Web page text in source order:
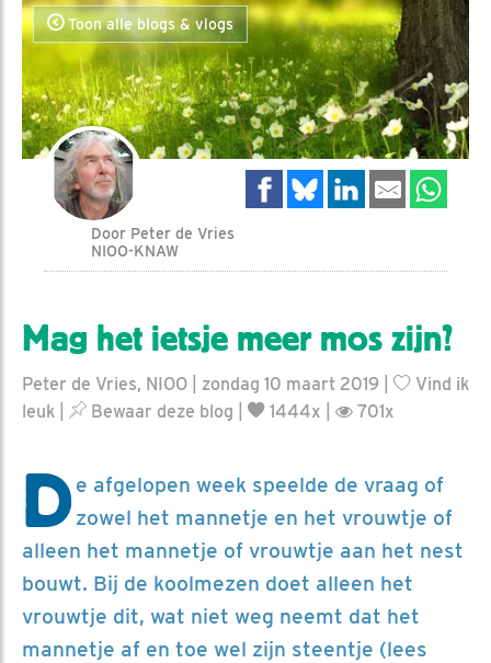
Toon alle blogs & vlogs
Door Peter de Vries
NIOO-KNAW
Mag het ietsje meer mos zijn?
Peter de Vries, NIOO | zondag 10 maart 2019 |
Vind ik
leuk
Bewaar deze blog 1444x | 701x
De afgelopen week speelde de vraag of
zowel het mannetje en het vrouwtje of
alleen het mannetje of vrouwtje aan het nest
bouwt. Bij de koolmezen doet alleen het
vrouwtje dit, wat niet weg neemt dat het
mannetje af en toe wel zijn steentje (lees